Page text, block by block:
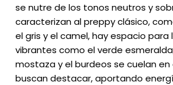
se nutre de los tonos neutros y
caracterizan al preppy clásico,
el gris y el camel, hay espacio para
vibrantes como el verde
mostaza y el burdeos se cuelan
buscan destacar, aportando